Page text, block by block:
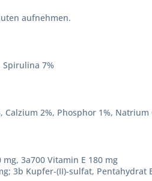
aufnehmen.
7%
Calzium 2%, Phosphor 1%, Natrium
3a700 Vitamin E 180 mg
3b Kupfer-(II)-sulfat, Pentahydrat